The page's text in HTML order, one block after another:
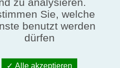
diese Daten bei
über das frei
Produkte direkt
Sie, welche
benutzt werden
dürfen
Alle akzeptieren